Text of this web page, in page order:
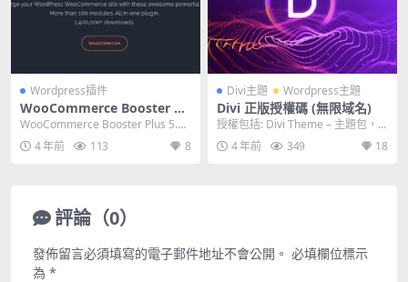
Wordpress插件
WooCommerce Booster Pl
us 5.5.4
WooCommerce Booster Plus 5.5.
4（前身為 WooCo...
4 年前 113 8
Divi主題 Wordpress主題
Divi 正版授權碼 (無限域名)
授權包括: Divi Theme – 主題包，
已包括Builder插...
4 年前 349 18
評論（0）
發佈留言必須填寫的電子郵件地址不會公開。 必填欄位標示
為 *